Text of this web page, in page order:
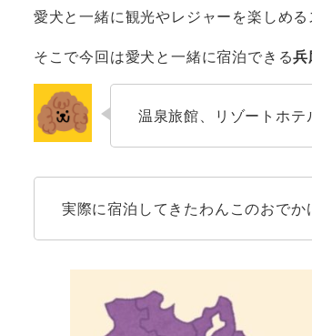
【宝塚・篠山エリア】愛犬と泊まれる丹波の
【豊岡・養父エリア】レイセニット城崎スイ
【豊岡・養父エリア】こだま荘（豊岡市）
【豊岡・養父エリア】竹田城 城下町 ホテル
まとめ
愛犬と一緒に観光やレジャーを楽しめ
そこで今回は愛犬と一緒に宿泊できる
温泉旅館、リゾートホテ
実際に宿泊してきたわんこのおで